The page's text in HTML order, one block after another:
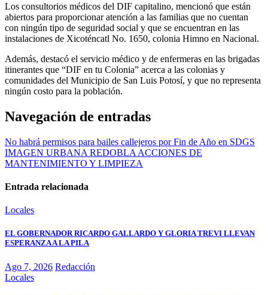
Los consultorios médicos del DIF capitalino, mencionó que están
abiertos para proporcionar atención a las familias que no cuentan
con ningún tipo de seguridad social y que se encuentran en las
instalaciones de Xicoténcatl No. 1650, colonia Himno en Nacional.
Además, destacó el servicio médico y de enfermeras en las brigadas
itinerantes que “DIF en tu Colonia” acerca a las colonias y
comunidades del Municipio de San Luis Potosí, y que no representa
ningún costo para la población.
Navegación de entradas
No habrá permisos para bailes callejeros por Fin de Año en SDGS
IMAGEN URBANA REDOBLA ACCIONES DE
MANTENIMIENTO Y LIMPIEZA
Entrada relacionada
Locales
EL GOBERNADOR RICARDO GALLARDO Y GLORIA TREVI LLEVAN
ESPERANZA A LA PILA
Ago 7, 2026 Redacción
Locales